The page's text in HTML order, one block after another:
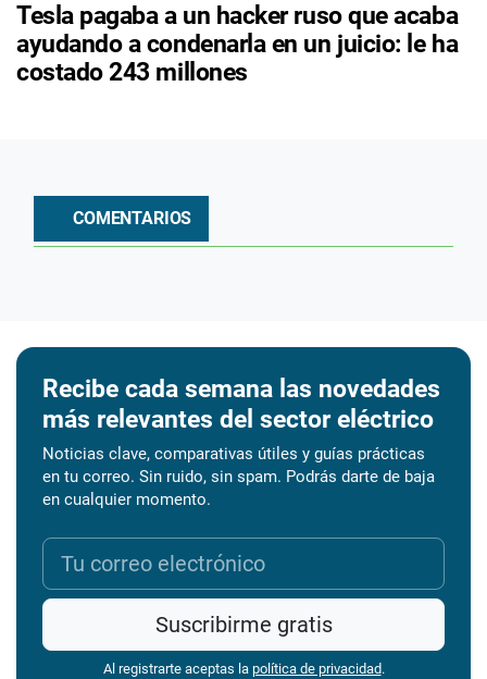
Tesla pagaba a un hacker ruso que acaba
ayudando a condenarla en un juicio: le ha
costado 243 millones
COMENTARIOS
Recibe cada semana las novedades
más relevantes del sector eléctrico
Noticias clave, comparativas útiles y guías prácticas
en tu correo. Sin ruido, sin spam. Podrás darte de baja
en cualquier momento.
Suscribirme gratis
Al registrarte aceptas la política de privacidad.